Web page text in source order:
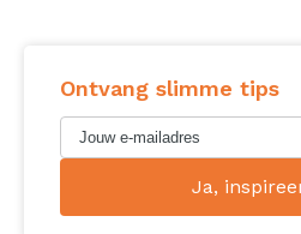
Ontvang slimme tips